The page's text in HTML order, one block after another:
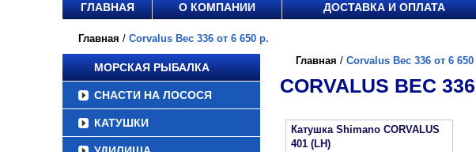
ГЛАВНАЯ О КОМПАНИИ ДОСТАВКА И ОПЛАТА
Главная / Corvalus Вес 336 от 6 650 р.
МОРСКАЯ РЫБАЛКА
СНАСТИ НА ЛОСОСЯ
КАТУШКИ
Главная / Corvalus Вес 336 от 6 650
CORVALUS ВЕС
Катушка Shimano CORVALUS
401 (LH)